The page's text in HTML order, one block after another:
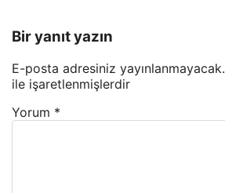
Bir yanıt yazın
E-posta adresiniz yayınlanmayacak.
ile işaretlenmişlerdir
Yorum *